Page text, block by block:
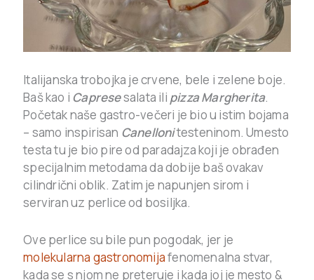
Italijanska trobojka je crvene, bele i zelene boje.
Baš kao i Capresesalata ili pizza Margherita.
Početak naše gastro-večeri je bio u istim bojama
– samo inspirisan Canellonitesteninom. Umesto
testa tu je bio pire od paradajza koji je obrađen
specijalnim metodama da dobije baš ovakav
cilindrični oblik. Zatim je napunjen sirom i
serviran uz perlice od bosiljka.
Ove perlice su bile pun pogodak, jer je
molekularna gastronomijafenomenalna stvar,
kada se s njom ne preteruje i kada joj je mesto &